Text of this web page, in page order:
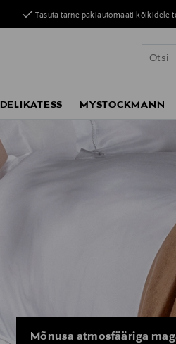
Tasuta tarne pakiautomaati kõikidele
DELIKATESS MYSTOCKMANN
Mõnusa atmosfääriga